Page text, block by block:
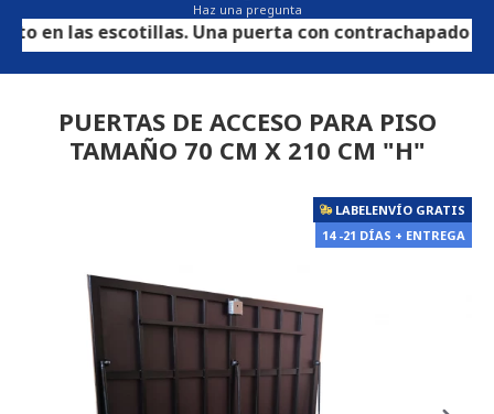
Haz una pregunta
escotillas. Una puerta con contrachapado HPL
PUERTAS DE ACCESO PARA PISO
TAMAÑO 70 CM X 210 CM "H"
LABELENVÍO GRATIS
14 -21 DÍAS + ENTREGA